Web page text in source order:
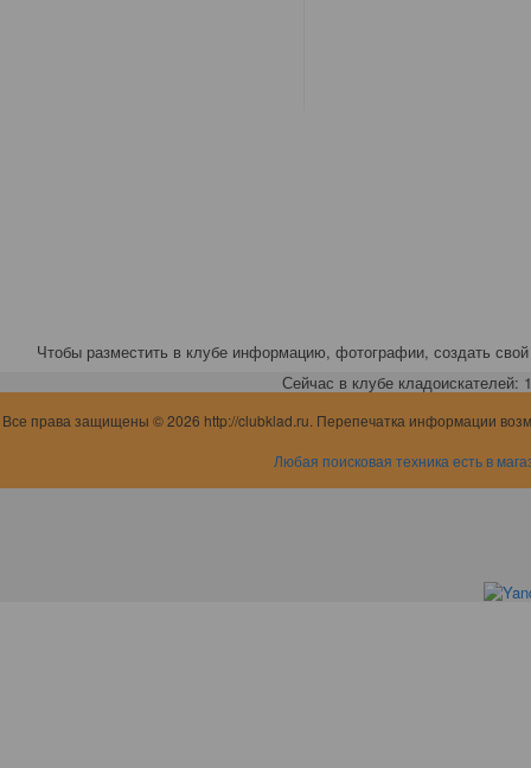
Чтобы разместить в клубе информацию, фотографии, создать свой
Сейчас в клубе кладоискателей:
Все права защищены © 2026 http://clubklad.ru. Перепечатка информации
Любая поисковая техника есть в